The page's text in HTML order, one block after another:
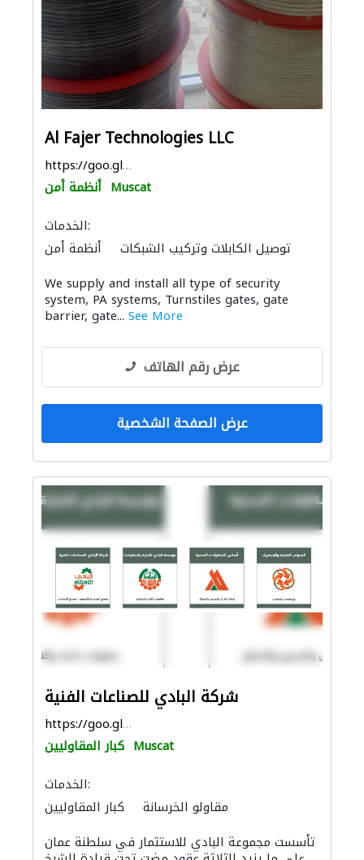
Al Fajer Technologies LLC
https://goo.gl/maps/eFpbjmg4mKxoJGKWA
أنظمة أمن Muscat
الخدمات:
أنظمة أمن
توصيل الكابلات وتركيب الشبكات
We supply and install all type of security
system, PA systems, Turnstiles gates, gate
barrier, gate... See More
عرض رقم الهاتف
عرض الصفحة الشخصية
شركة البادي للصناعات الفنية
https://goo.gl/maps/b33cwSwAGkooyPSv6
كبار المقاوليين Muscat
الخدمات:
كبار المقاوليين
مقاولو الخرسانة
توصيل الكابلات وتركيب الشبكات
تأسست مجموعة البادي للاستثمار في سلطنة عمان